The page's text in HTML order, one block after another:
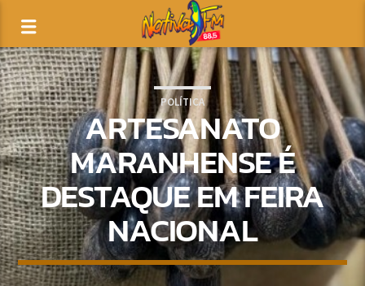
POLÍTICA
ARTESANATO
MARANHENSE É
DESTAQUE EM FEIRA
NACIONAL